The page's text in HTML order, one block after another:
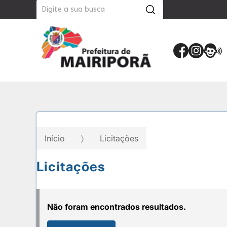
Início Licitações
Licitações
Não foram encontrados resultados.